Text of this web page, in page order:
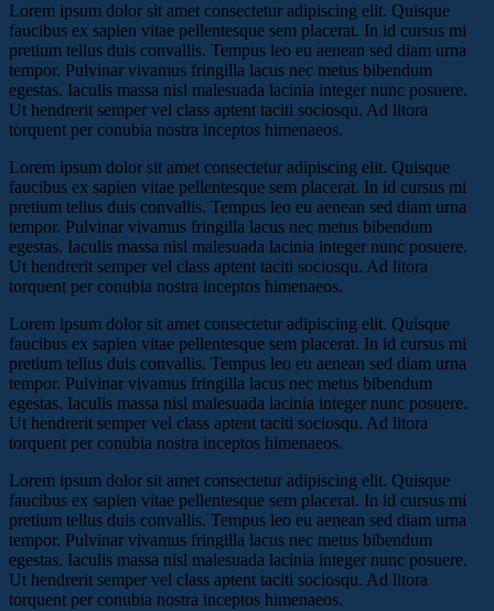
Lorem ipsum dolor sit amet consectetur adipiscing elit. Quisque
faucibus ex sapien vitae pellentesque sem placerat. In id cursus mi
pretium tellus duis convallis. Tempus leo eu aenean sed diam urna
tempor. Pulvinar vivamus fringilla lacus nec metus bibendum
egestas. Iaculis massa nisl malesuada lacinia integer nunc posuere.
Ut hendrerit semper vel class aptent taciti sociosqu. Ad litora
torquent per conubia nostra inceptos himenaeos.
Lorem ipsum dolor sit amet consectetur adipiscing elit. Quisque
faucibus ex sapien vitae pellentesque sem placerat. In id cursus mi
pretium tellus duis convallis. Tempus leo eu aenean sed diam urna
tempor. Pulvinar vivamus fringilla lacus nec metus bibendum
egestas. Iaculis massa nisl malesuada lacinia integer nunc posuere.
Ut hendrerit semper vel class aptent taciti sociosqu. Ad litora
torquent per conubia nostra inceptos himenaeos.
Lorem ipsum dolor sit amet consectetur adipiscing elit. Quisque
faucibus ex sapien vitae pellentesque sem placerat. In id cursus mi
pretium tellus duis convallis. Tempus leo eu aenean sed diam urna
tempor. Pulvinar vivamus fringilla lacus nec metus bibendum
egestas. Iaculis massa nisl malesuada lacinia integer nunc posuere.
Ut hendrerit semper vel class aptent taciti sociosqu. Ad litora
torquent per conubia nostra inceptos himenaeos.
Lorem ipsum dolor sit amet consectetur adipiscing elit. Quisque
faucibus ex sapien vitae pellentesque sem placerat. In id cursus mi
pretium tellus duis convallis. Tempus leo eu aenean sed diam urna
tempor. Pulvinar vivamus fringilla lacus nec metus bibendum
egestas. Iaculis massa nisl malesuada lacinia integer nunc posuere.
Ut hendrerit semper vel class aptent taciti sociosqu. Ad litora
torquent per conubia nostra inceptos himenaeos.